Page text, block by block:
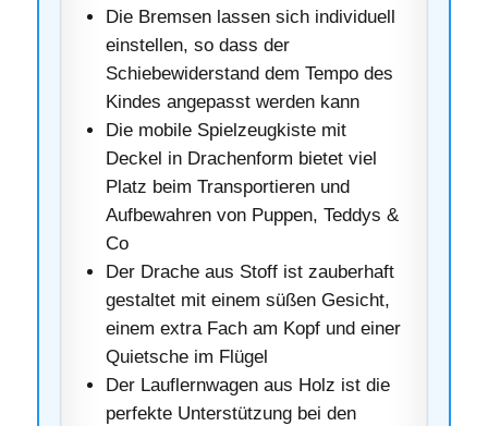
Die Bremsen lassen sich individuell
einstellen, so dass der
Schiebewiderstand dem Tempo des
Kindes angepasst werden kann
Die mobile Spielzeugkiste mit
Deckel in Drachenform bietet viel
Platz beim Transportieren und
Aufbewahren von Puppen, Teddys &
Co
Der Drache aus Stoff ist zauberhaft
gestaltet mit einem süßen Gesicht,
einem extra Fach am Kopf und einer
Quietsche im Flügel
Der Lauflernwagen aus Holz ist die
perfekte Unterstützung bei den